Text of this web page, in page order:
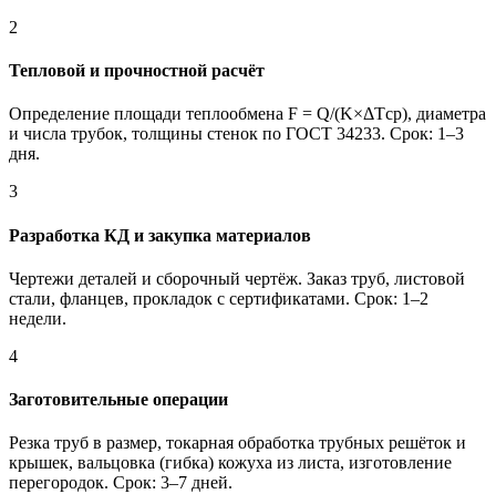
2
Тепловой и прочностной расчёт
Определение площади теплообмена F = Q/(K×ΔTср), диаметра
и числа трубок, толщины стенок по ГОСТ 34233. Срок: 1–3
дня.
3
Разработка КД и закупка материалов
Чертежи деталей и сборочный чертёж. Заказ труб, листовой
стали, фланцев, прокладок с сертификатами. Срок: 1–2
недели.
4
Заготовительные операции
Резка труб в размер, токарная обработка трубных решёток и
крышек, вальцовка (гибка) кожуха из листа, изготовление
перегородок. Срок: 3–7 дней.